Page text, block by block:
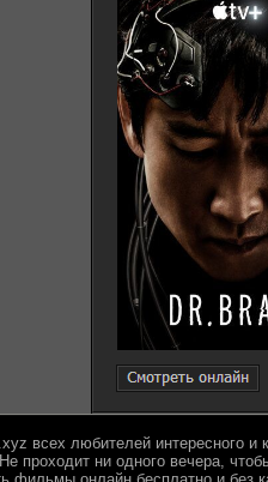
всех любителей интересного
проходит ни одного вечера,